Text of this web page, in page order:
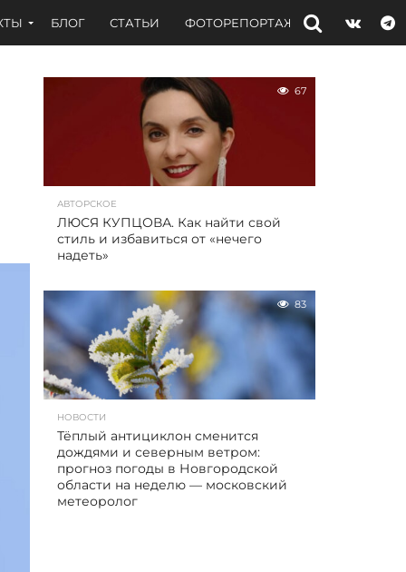
БЛОГ СТАТЬИ ФОТОРЕПОРТАЖИ ИНТЕРВЬЮ
67
АВТОРСКОЕ
ЛЮСЯ КУПЦОВА. Как найти свой
стиль и избавиться от «нечего
надеть»
83
НОВОСТИ
Тёплый антициклон сменится
дождями и северным ветром:
прогноз погоды в Новгородской
области на неделю — московский
метеоролог